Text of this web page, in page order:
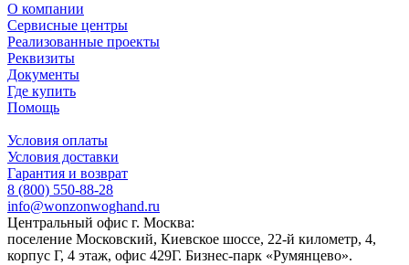
О компании
Сервисные центры
Реализованные проекты
Реквизиты
Документы
Где купить
Помощь
Условия оплаты
Условия доставки
Гарантия и возврат
8 (800) 550-88-28
info@wonzonwoghand.ru
Центральный офис г. Москва:
поселение Московский, Киевское шоссе, 22-й километр, 4,
корпус Г, 4 этаж, офис 429Г. Бизнес-парк «Румянцево».